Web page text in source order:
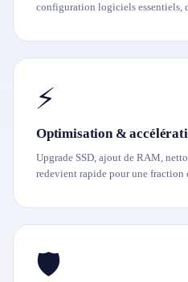
configuration logiciels essentiels,
⚡
Optimisation &
Upgrade SSD, ajout de RAM,
redevient rapide pour une fraction
🛡️